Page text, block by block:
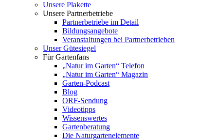
Unsere Plakette
Unsere Partnerbetriebe
Partnerbetriebe im Detail
Bildungsangebote
Veranstaltungen bei Partnerbetrieben
Unser Gütesiegel
Für Gartenfans
„Natur im Garten“ Telefon
„Natur im Garten“ Magazin
Garten-Podcast
Blog
ORF-Sendung
Videotipps
Wissenswertes
Gartenberatung
Die Naturgartenelemente